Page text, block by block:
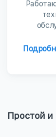
Простой и